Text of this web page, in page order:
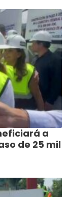
a
de 25 mil